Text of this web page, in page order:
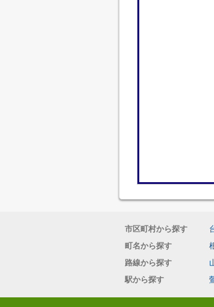
市区町村から探す
町名から探す
路線から探す
駅から探す